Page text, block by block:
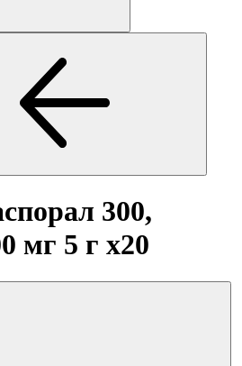
300,
мг 5 г x20